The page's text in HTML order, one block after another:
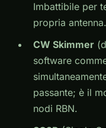
Imbattibile per
propria antenna.
CW Skimmer
software
passante; è il
nodi RBN.